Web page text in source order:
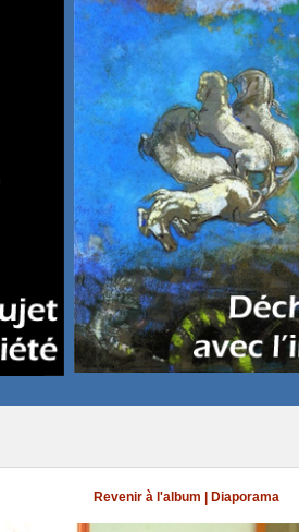
Revenir à l'album Diaporama